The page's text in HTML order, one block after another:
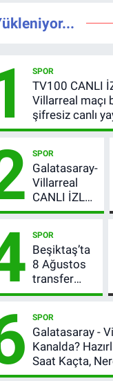
SPOR
TV100 CANLI
Villarreal maçı
şifresiz canlı
SPOR
Galatasaray-
Villarreal
CANLI İZLE |
GS maçı
kanalda,
şifresiz mi?
SPOR
Beşiktaş’ta
8 Ağustos
transfer
hareketliliği!
bölge için
düğmeye
bastı
SPOR
Galatasaray -
Kanalda?
Saat Kaçta,